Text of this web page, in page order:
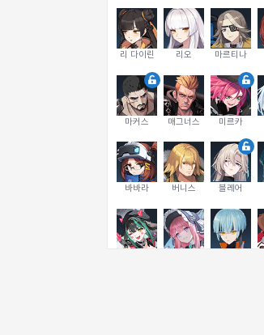
리 다이린 리오 마르티나
마커스 매그너스 미르카
바바라 버니스 블레어